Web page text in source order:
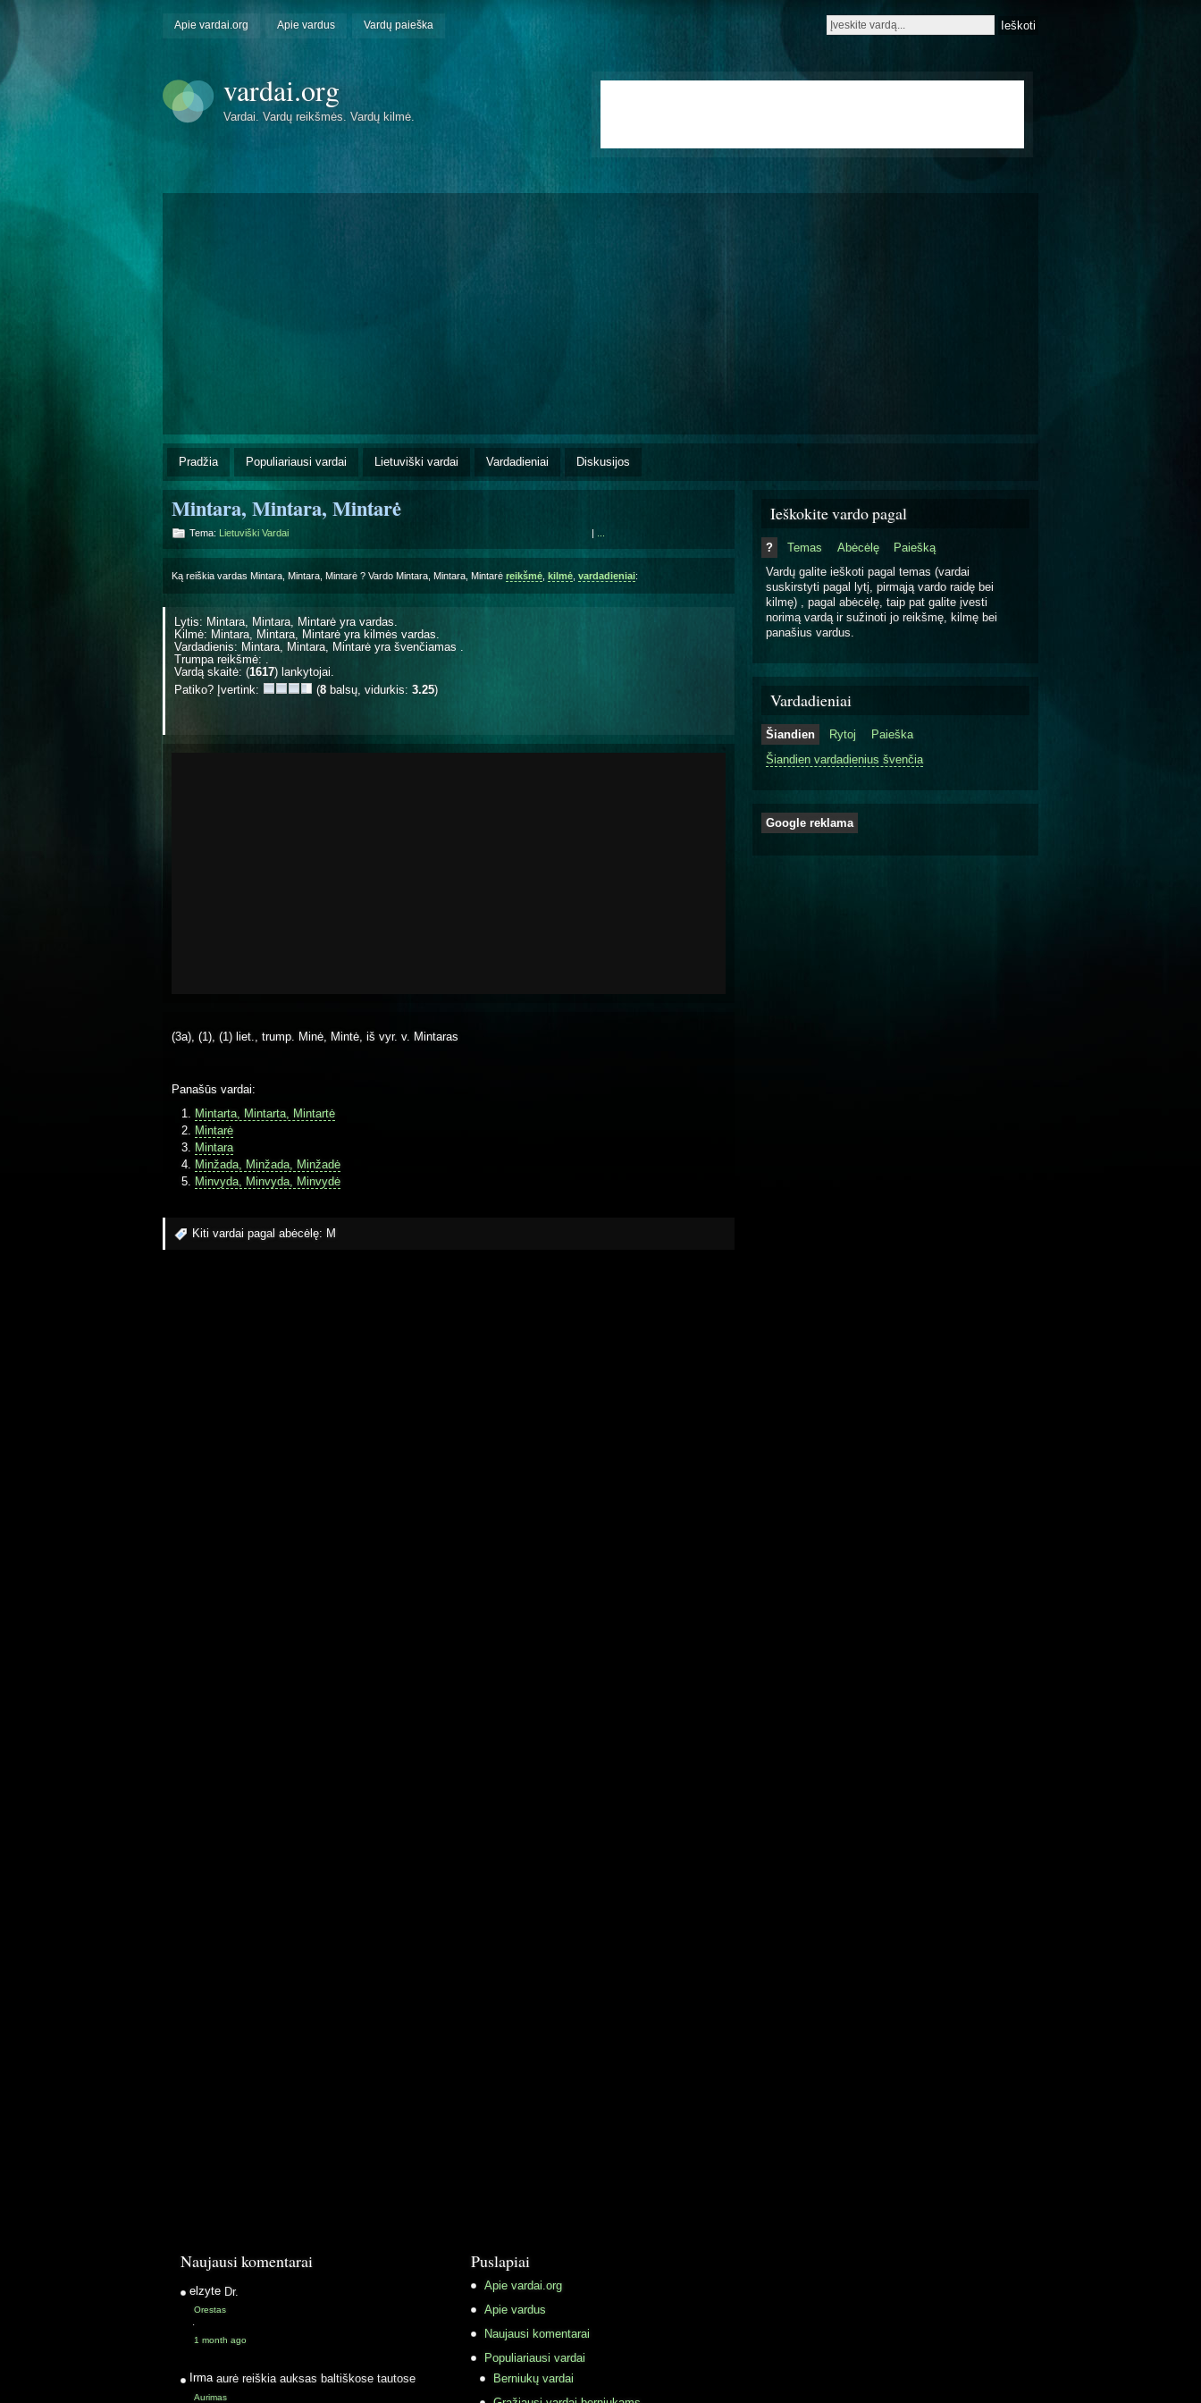
Apie vardai.org Apie vardus Vardų paieška
vardai.org
Vardai. Vardų reikšmės. Vardų kilmė.
Pradžia Populiariausi vardai Lietuviški vardai Vardadieniai Diskusijos
Mintara, Mintara, Mintarė
Tema: Lietuviški Vardai |
Ką reiškia vardas Mintara, Mintara, Mintarė ? Vardo Mintara, Mintara, Mintarė reikšmė kilmė vardadieniai:
Lytis: Mintara, Mintara, Mintarė yra vardas.
Kilmė: Mintara, Mintara, Mintarė yra kilmės vardas.
Vardadienis: Mintara, Mintara, Mintarė yra švenčiamas
Trumpa reikšmė: .
Vardą skaitė: (1617) lankytojai.
Patiko? Įvertink:
(8 balsų, vidurkis: 3.25)
(3a), (1), (1) liet., trump. Minė, Mintė, iš vyr. v. Mintaras
Panašūs vardai:
Mintarta, Mintarta, Mintartė
Mintarė
Mintara
Minžada, Minžada, Minžadė
Minvyda, Minvyda, Minvydė
Kiti vardai pagal abėcėlę: M
Ieškokite vardo pagal
? Temas Abėcėlę
Paiešką
Vardų galite ieškoti pagal temas (vardai
suskirstyti pagal lytį, pirmąją vardo raidę bei
kilmę) , pagal abėcėlę, taip pat galite įvesti
norimą vardą ir sužinoti jo reikšmę, kilmę bei
panašius vardus.
Vardadieniai
Šiandien Rytoj
Paieška
Šiandien vardadienius švenčia
Google reklama
Naujausi komentarai
elzyte Dr.
Orestas
·
1 month ago
Irma aurė reiškia auksas baltiškose tautose
Aurimas
Puslapiai
Apie vardai.org
Apie vardus
Naujausi komentarai
Populiariausi vardai
Berniukų vardai